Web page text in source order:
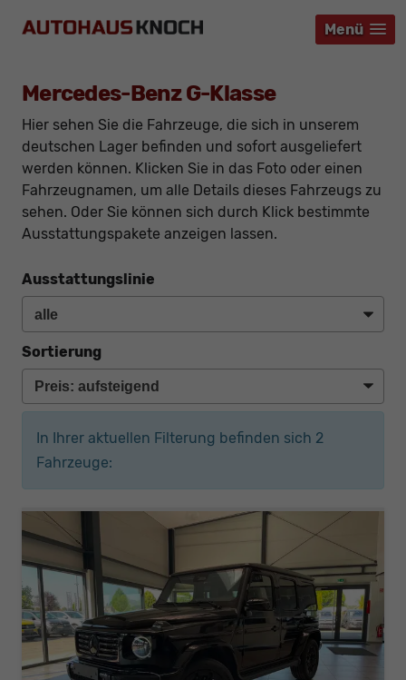
Menü
Menü
Menü
Mercedes-Benz G-Klasse
Hier sehen Sie die Fahrzeuge, die sich in unserem
deutschen Lager befinden und sofort ausgeliefert
werden können. Klicken Sie in das Foto oder einen
Fahrzeugnamen, um alle Details dieses Fahrzeugs zu
sehen. Oder Sie können sich durch Klick bestimmte
Ausstattungspakete anzeigen lassen.
Ausstattungslinie
Sortierung
In Ihrer aktuellen Filterung befinden sich 2
Fahrzeuge: